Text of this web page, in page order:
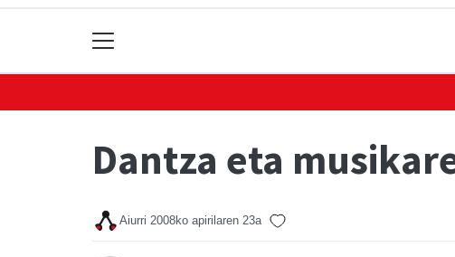
Dantza eta
Aiurri 2008ko apirilaren 23a